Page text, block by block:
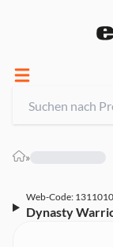
»
Web-Code:
Dynasty